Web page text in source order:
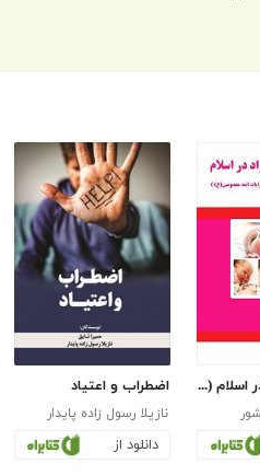
بارداری و نوزاد در اسلام (برگرفته از متون اسلامی و روایات ائمه معصومین (ع)) اضطراب و اعتیاد
نازیلا رسول زاده پایدار
دانلود از